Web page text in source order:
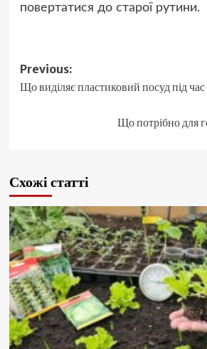
повертатися до старої рутини.
Post
navigation
Previous:
Що виділяє пластиковий посуд під час
Що потрібно для
Схожі статті